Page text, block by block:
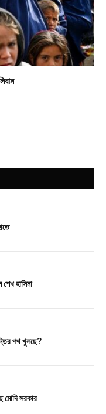
হাসিনা
পথ খুলছে?
মোদি সরকার